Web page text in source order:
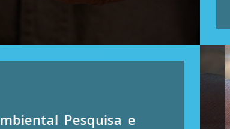
Pesquisa e